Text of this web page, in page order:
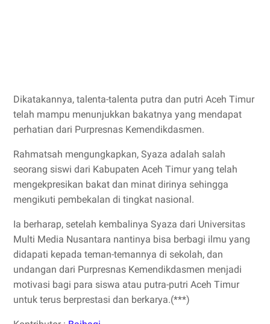
Dikatakannya, talenta-talenta putra dan putri Aceh Timur
telah mampu menunjukkan bakatnya yang mendapat
perhatian dari Purpresnas Kemendikdasmen.
Rahmatsah mengungkapkan, Syaza adalah salah
seorang siswi dari Kabupaten Aceh Timur yang telah
mengekpresikan bakat dan minat dirinya sehingga
mengikuti pembekalan di tingkat nasional.
Ia berharap, setelah kembalinya Syaza dari Universitas
Multi Media Nusantara nantinya bisa berbagi ilmu yang
didapati kepada teman-temannya di sekolah, dan
undangan dari Purpresnas Kemendikdasmen menjadi
motivasi bagi para siswa atau putra-putri Aceh Timur
untuk terus berprestasi dan berkarya.(***)